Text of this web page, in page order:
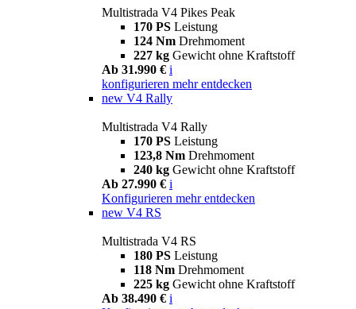
Multistrada V4 Pikes Peak
170 PS Leistung
124 Nm Drehmoment
227 kg Gewicht ohne Kraftstoff
Ab 31.990 € i
konfigurieren mehr entdecken
new V4 Rally
Multistrada V4 Rally
170 PS Leistung
123,8 Nm Drehmoment
240 kg Gewicht ohne Kraftstoff
Ab 27.990 € i
Konfigurieren mehr entdecken
new V4 RS
Multistrada V4 RS
180 PS Leistung
118 Nm Drehmoment
225 kg Gewicht ohne Kraftstoff
Ab 38.490 € i